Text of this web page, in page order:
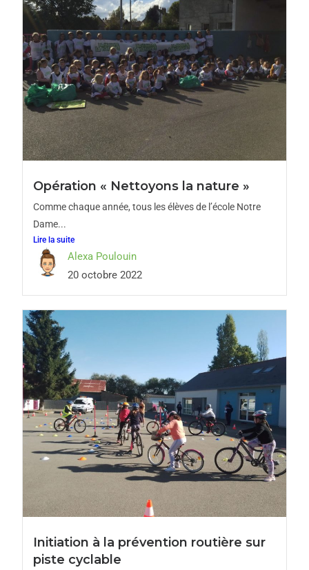
Opération « Nettoyons la nature »
Comme chaque année, tous les élèves de l’école Notre
Dame...
Lire la suite
Alexa Poulouin
20 octobre 2022
Initiation à la prévention routière sur
piste cyclable